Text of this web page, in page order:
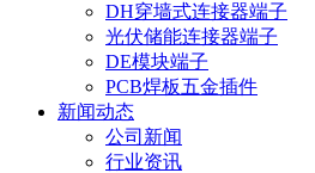
DH穿墙式连接器端子
光伏储能连接器端子
DE模块端子
PCB焊板五金插件
新闻动态
公司新闻
行业资讯